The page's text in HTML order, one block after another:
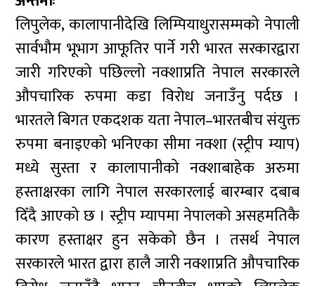
लिपुलेक, कालापानीदेखि लिम्पियाधुरासम्मको नेपाली
सार्वभौम भूभाग आफूतिर पार्ने गरी भारत सरकारद्वारा
जारी गरिएको पछिल्लो नक्शाप्रति नेपाल सरकारले
औपचारिक रुपमा कडा विरोध जनाउँनु पर्दछ ।
भारतले बिगत एकदशक यता नेपाल–भारतबीच संयुक्त
रुपमा बनाइएको भनिएका सीमा नक्शा (स्ट्रीप म्याप)
मध्ये सुस्ता र कालापानीको नक्शाबाहेक अरुमा
हस्ताक्षरका लागि नेपाल सरकारलाई बारम्बार दबाब
दिँदै आएको छ । स्ट्रीप म्यापमा नेपालको असहमतिकै
कारण हस्ताक्षर हुन सकेको छैन । तसर्थ नेपाल
सरकारले भारत द्वारा हालै जारी नक्शाप्रति औपचारिक